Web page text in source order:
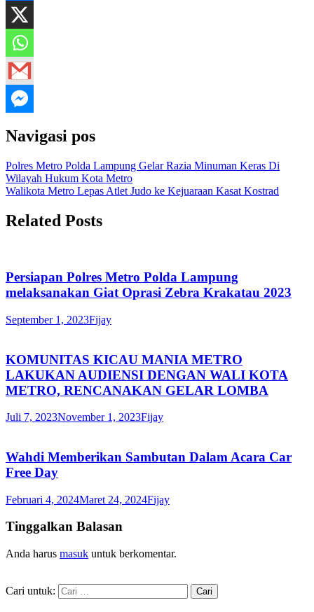
Navigasi pos
Polres Metro Polda Lampung Gelar Razia Minuman Keras Di
Wilayah Hukum Kota Metro
Walikota Metro Lepas Atlet Judo ke Kejuaraan Kasat Kostrad
Related Posts
Persiapan Polres Metro Polda Lampung
melaksanakan Giat Oprasi Zebra Krakatau 2023
September 1, 2023Fijay
KOMUNITAS KICAU MANIA METRO
LAKUKAN AUDIENSI DENGAN WALI KOTA
METRO, RENCANAKAN GELAR LOMBA
Juli 7, 2023November 1, 2023Fijay
Wahdi Memberikan Sambutan Dalam Acara Car
Free Day
Februari 4, 2024Maret 24, 2024Fijay
Tinggalkan Balasan
Anda harus masuk untuk berkomentar.
Cari untuk: